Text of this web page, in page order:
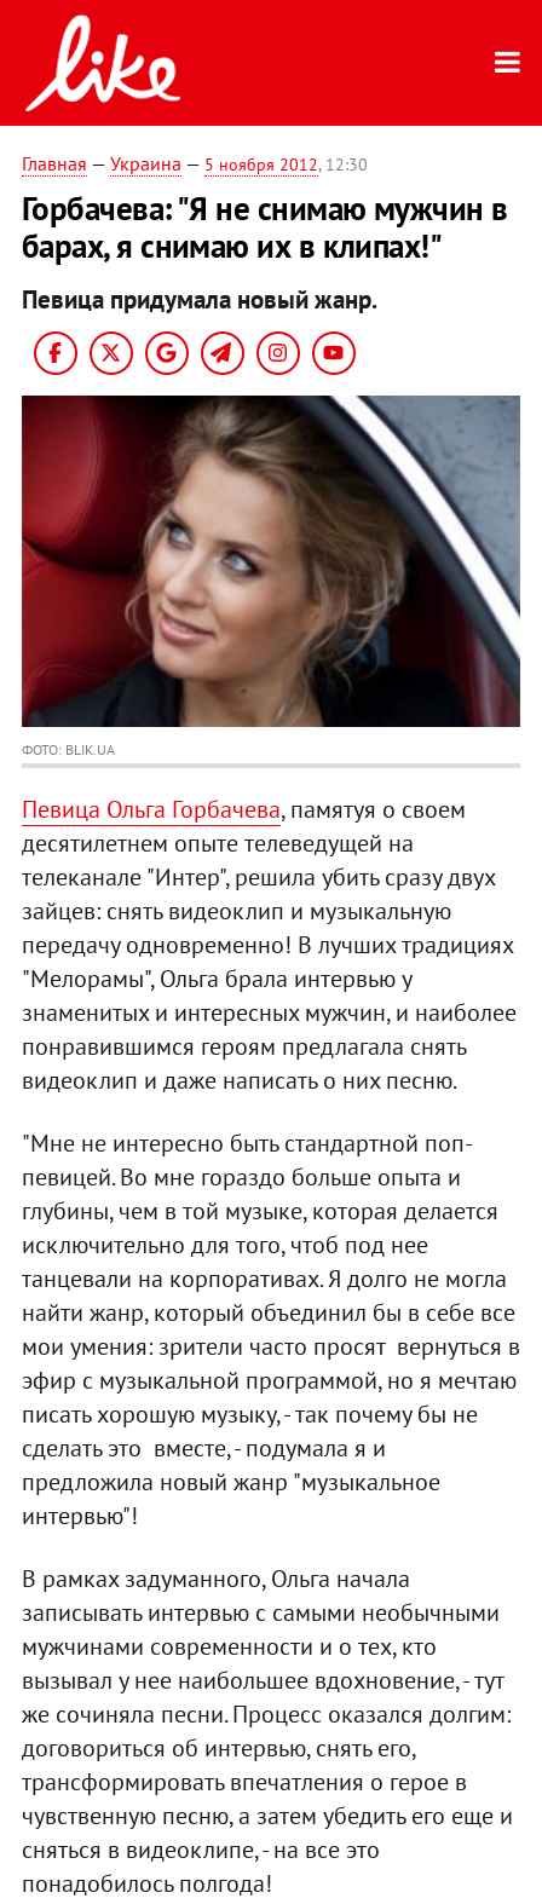
Главная — Украина — 5 ноября 2012, 12:30
Горбачева: "Я не снимаю мужчин в
барах, я снимаю их в клипах!"
Певица придумала новый жанр.
ФОТО: BLIK.UA
Певица Ольга Горбачева, памятуя о своем
десятилетнем опыте телеведущей на
телеканале "Интер", решила убить сразу двух
зайцев: снять видеоклип и музыкальную
передачу одновременно! В лучших традициях
"Мелорамы", Ольга брала интервью у
знаменитых и интересных мужчин, и наиболее
понравившимся героям предлагала снять
видеоклип и даже написать о них песню.
"Мне не интересно быть стандартной поп-
певицей. Во мне гораздо больше опыта и
глубины, чем в той музыке, которая делается
исключительно для того, чтоб под нее
танцевали на корпоративах. Я долго не могла
найти жанр, который объединил бы в себе все
мои умения: зрители часто просят вернуться в
эфир с музыкальной программой, но я мечтаю
писать хорошую музыку, - так почему бы не
сделать это вместе, - подумала я и
предложила новый жанр "музыкальное
интервью"!
В рамках задуманного, Ольга начала
записывать интервью с самыми необычными
мужчинами современности и о тех, кто
вызывал у нее наибольшее вдохновение, - тут
же сочиняла песни. Процесс оказался долгим:
договориться об интервью, снять его,
трансформировать впечатления о герое в
чувственную песню, а затем убедить его еще и
сняться в видеоклипе, - на все это
понадобилось полгода!